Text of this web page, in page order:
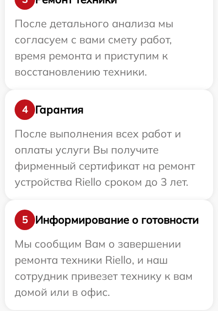
После детального анализа мы
согласуем с вами смету работ,
время ремонта и приступим к
восстановлению техники.
4
Гарантия
После выполнения всех работ и
оплаты услуги Вы получите
фирменный сертификат на ремонт
устройства Riello сроком до 3 лет.
5
Информирование о готовности
Мы сообщим Вам о завершении
ремонта техники Riello, и наш
сотрудник привезет технику к вам
домой или в офис.